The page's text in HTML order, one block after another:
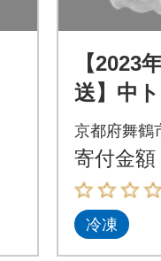
【2023
送】中
西京味
京都府舞鶴
寄付金額
冷凍